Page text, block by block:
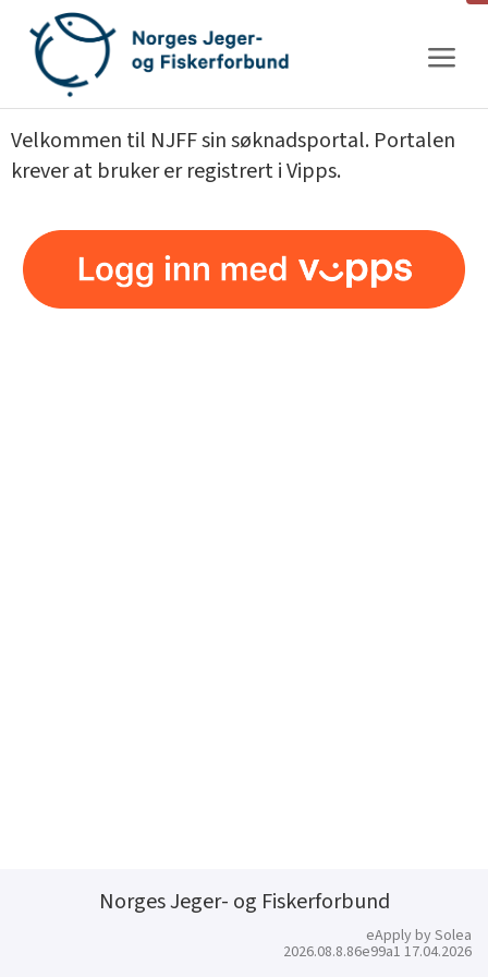
innhold
Velkommen til NJFF sin søknadsportal. Portalen
krever at bruker er registrert i Vipps.
Norges Jeger- og Fiskerforbund
eApply by Solea
2026.08.8.86e99a1 17.04.2026